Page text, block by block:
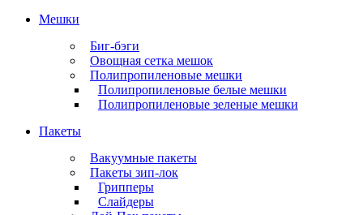
Мешки
Биг-бэги
Овощная сетка мешок
Полипропиленовые мешки
Полипропиленовые белые мешки
Полипропиленовые зеленые мешки
Пакеты
Вакуумные пакеты
Пакеты зип-лок
Грипперы
Слайдеры